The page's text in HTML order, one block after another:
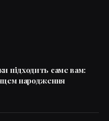
підходить саме вам:
народження